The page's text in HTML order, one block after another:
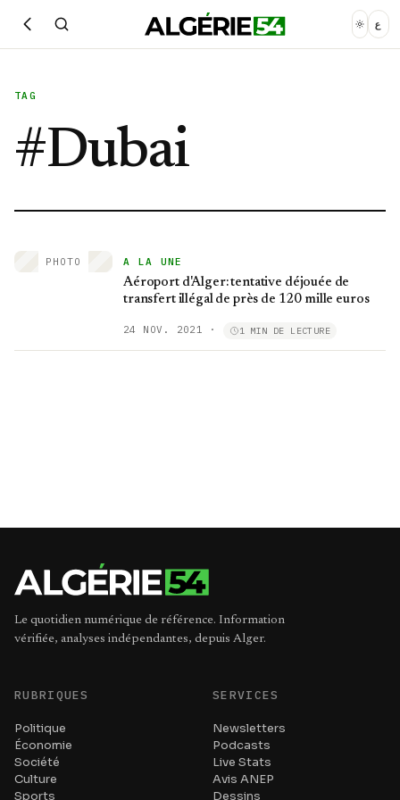
ع
TAG
#Dubai
PHOTO A LA UNE
Aéroport d'Alger: tentative déjouée de
transfert illégal de près de 120 mille euros
24 NOV. 2021 · 1 MIN DE LECTURE
Le quotidien numérique de référence. Information
vérifiée, analyses indépendantes, depuis Alger.
RUBRIQUES
Politique
Économie
Société
Culture
Sports
SERVICES
Newsletters
Podcasts
Live Stats
Avis ANEP
Dessins